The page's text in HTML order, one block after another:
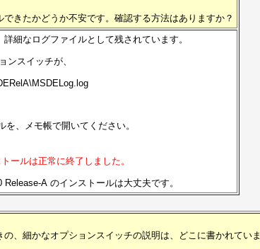
きたかどうか不安です。確認する方法はありますか？
細なログファイルとして残されています。
ンスイッチが、
、メモ帳で開いてください。
ールは正常に終了しました。
A のインストールは大丈夫です。
、細かなオプションスイッチの説明は、どこに書かれていま